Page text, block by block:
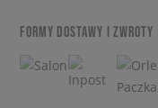
FORMY DOSTAWY I ZWROTY